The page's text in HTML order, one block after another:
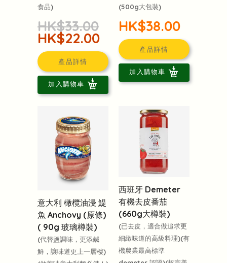
食品)
HK$33.00
HK$22.00
產品詳情
加入購物車
(500g大包裝)
HK$38.00
產品詳情
加入購物車
意大利 橄欖油浸 鯷
魚 Anchovy (原條)
( 90g 玻璃樽裝)
(代替鹽調味，更添鹹
鮮，讓味道更上一層樓)
西班牙 Demeter
有機去皮番茄
(660g大樽裝)
(已去皮，適合做追求更
細緻味道的高級料理)(有
機農業最高標準